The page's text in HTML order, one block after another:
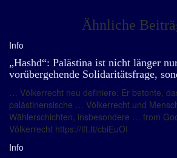
Ähnliche
Info
„Hashd“: Palästina ist nicht länger
vorübergehende Solidaritätsfrage,
… Völkerrecht neu definiere. Er betonte,
palästinensische … Völkerrecht und
Wählerschichten, insbesondere … from
Völkerrecht https://ift.tt/cbiEuOI
Info